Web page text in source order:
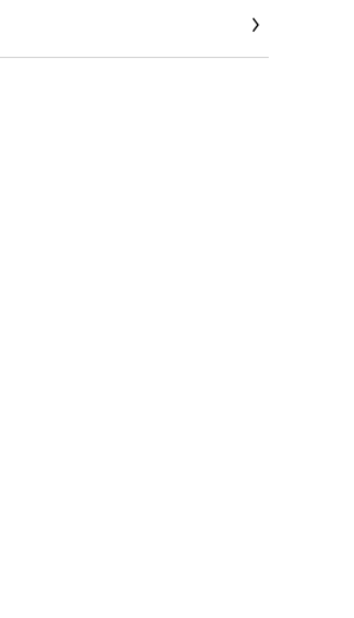
la cui dolcezza viene
un contrasto intrigante di